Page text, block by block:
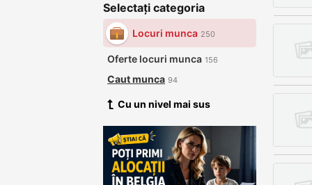
Selectați categoria
Locuri munca 250
Oferte locuri munca 156
Caut munca 94
Cu un nivel mai sus